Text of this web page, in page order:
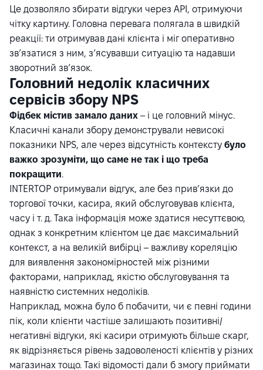
Це дозволяло збирати відгуки через API, отримуючи
чітку картину. Головна перевага полягала в швидкій
реакції: ти отримував дані клієнта і міг оперативно
зв’язатися з ним, з’ясувавши ситуацію та надавши
зворотний зв’язок.
Головний недолік класичних
сервісів збору NPS
Фідбек містив замало даних – і це головний мінус.
Класичні канали збору демонстрували невисокі
показники NPS, але через відсутність контексту було
важко зрозуміти, що саме не так і що треба
покращити.
INTERTOP отримували відгук, але без прив’язки до
торгової точки, касира, який обслуговував клієнта,
часу і т. д. Така інформація може здатися несуттєвою,
однак з конкретним клієнтом це дає максимальний
контекст, а на великій вибірці – важливу кореляцію
для виявлення закономірностей між різними
факторами, наприклад, якістю обслуговування та
наявністю системних недоліків.
Наприклад, можна було б побачити, чи є певні години
пік, коли клієнти частіше залишають позитивні/
негативні відгуки, які касири отримують більше скарг,
як відрізняється рівень задоволеності клієнтів у різних
магазинах тощо. Такі відомості дали б змогу приймати